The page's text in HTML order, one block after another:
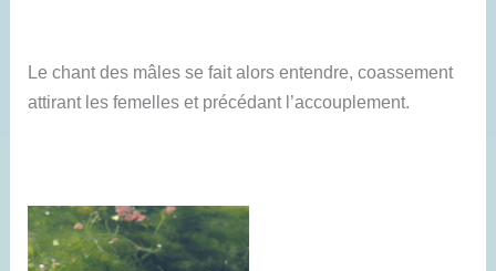
Le chant des mâles se fait alors entendre, coassement
attirant les femelles et précédant l’accouplement.